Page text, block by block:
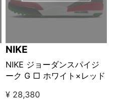
NIKE
NIKE ジョーダンスパイジ
ーク G □ ホワイト×レッド
¥ 28,380